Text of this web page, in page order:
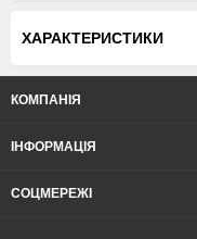
ХАРАКТЕРИСТИКИ
КОМПАНІЯ
ІНФОРМАЦІЯ
СОЦМЕРЕЖІ